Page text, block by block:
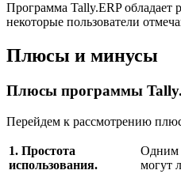
Программа Tally.ERP обладает
некоторые пользователи
Плюсы и минусы
Плюсы программы
Перейдем к рассмотрению
1. Простота
использования.
Одним
могут